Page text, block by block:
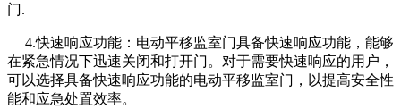
门.
4.快速响应功能：电动平移监室门具备快速响应功能，能够
在紧急情况下迅速关闭和打开门。对于需要快速响应的用户，
可以选择具备快速响应功能的电动平移监室门，以提高安全性
能和应急处置效率。